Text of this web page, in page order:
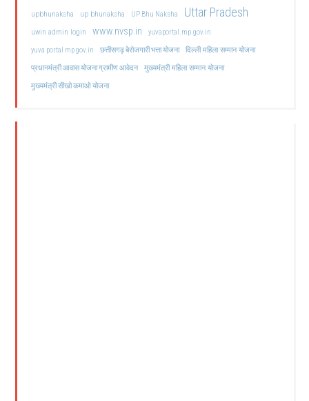
upbhunaksha up bhunaksha UP Bhu Naksha Uttar Pradesh
uwin admin login www.nvsp.in
yuvaportal.mp.gov.in
yuva portal mp gov.in
छत्तीसगढ़ बेरोजगारी भत्ता योजना दिल्ली महिला सम्मान योजना
प्रधानमंत्री आवास योजना ग्रामीण आवेदन मुख्यमंत्री महिला सम्मान योजना
मुख्यमंत्री सीखो कमाओ योजना